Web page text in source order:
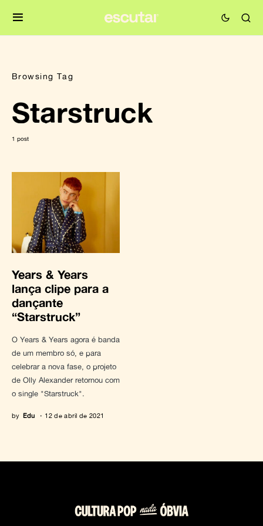
Browsing Tag
Starstruck
1 post
Years & Years
lança clipe para a
dançante
“Starstruck”
O Years & Years agora é banda
de um membro só, e para
celebrar a nova fase, o projeto
de Olly Alexander retornou com
o single "Starstruck".
by Edu 12 de abril de 2021